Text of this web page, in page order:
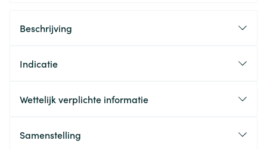
Beschrijving
Indicatie
Wettelijk verplichte informatie
Samenstelling